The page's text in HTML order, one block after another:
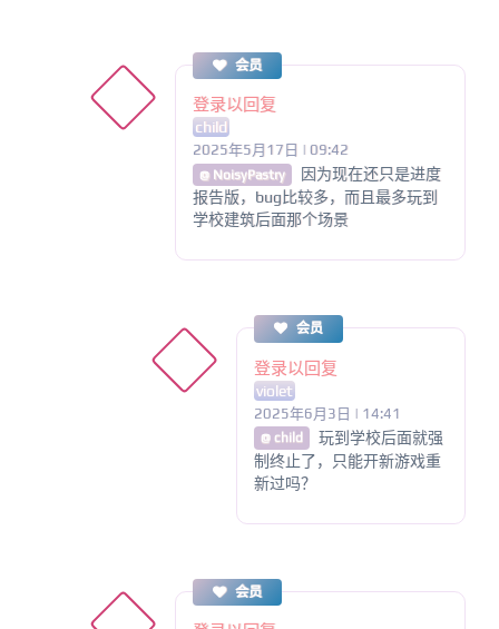
会员
登录以回复
child
2025年5月17日 | 09:42
@ NoisyPastry
因为现在还只是进度
报告版，bug比较多，而且最多玩到
学校建筑后面那个场景
会员
登录以回复
violet
2025年6月3日 | 14:41
@ child
玩到学校后面就强
制终止了，只能开新游戏重
新过吗？
会员